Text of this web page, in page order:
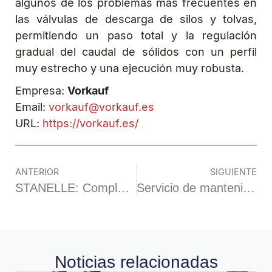
algunos de los problemas más frecuentes en
las válvulas de descarga de silos y tolvas,
permitiendo un paso total y la regulación
gradual del caudal de sólidos con un perfil
muy estrecho y una ejecución muy robusta.
Empresa: Vorkauf
Email: vorkauf@vorkauf.es
URL: https://vorkauf.es/
ANTERIOR
STANELLE: Complementos para silos
SIGUIENTE
Servicio de mantenimiento preventivo para válvulas rotativas y desviadoras de DMN Westinghouse
Noticias relacionadas